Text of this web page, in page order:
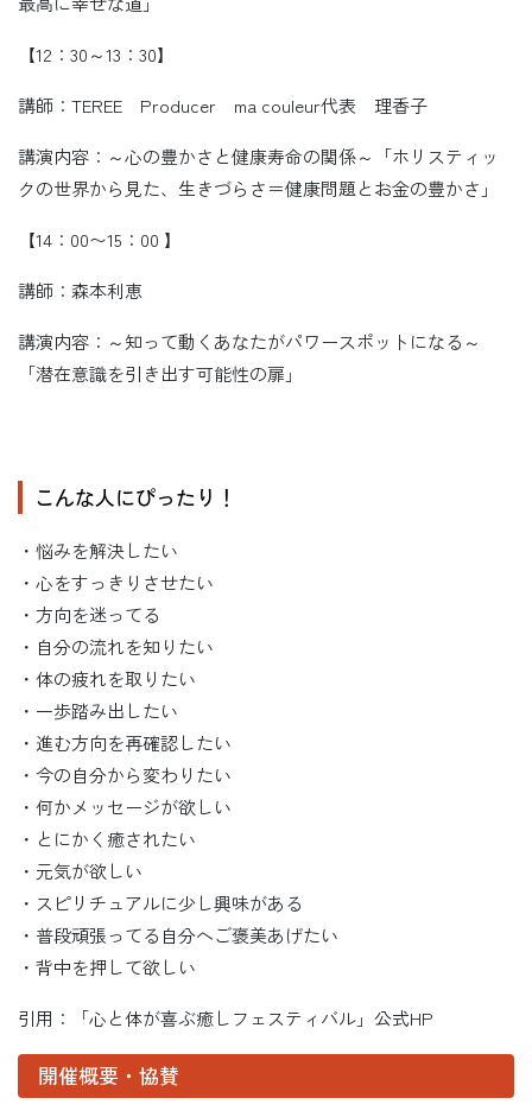
【12：30～13：30】
講師：TEREE Producer ma couleur代表 理香子
講演内容：～心の豊かさと健康寿命の関係～「ホリスティッ
クの世界から見た、生きづらさ＝健康問題とお金の豊かさ」
【14：00〜15：00 】
講師：森本利恵
講演内容：～知って動くあなたがパワースポットになる～
「潜在意識を引き出す可能性の扉」
こんな人にぴったり！
・悩みを解決したい
・心をすっきりさせたい
・方向を迷ってる
・自分の流れを知りたい
・体の疲れを取りたい
・一歩踏み出したい
・進む方向を再確認したい
・今の自分から変わりたい
・何かメッセージが欲しい
・とにかく癒されたい
・元気が欲しい
・スピリチュアルに少し興味がある
・普段頑張ってる自分へご褒美あげたい
・背中を押して欲しい
引用：「心と体が喜ぶ癒しフェスティバル」公式HP
開催概要・協賛